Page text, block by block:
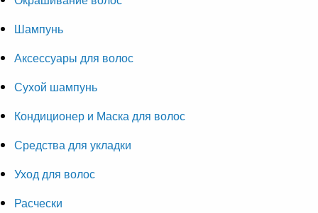
Шампунь
Аксессуары для волос
Сухой шампунь
Кондиционер и Маска для волос
Средства для укладки
Уход для волос
Расчески